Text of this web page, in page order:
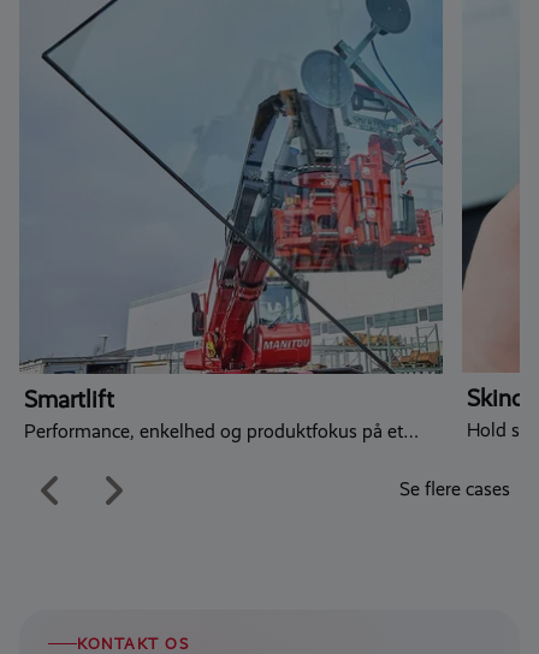
Smartlift
Performance, enkelhed og produktfokus på et
Hold
Se flere cases
KONTAKT OS